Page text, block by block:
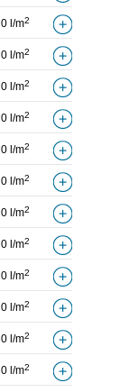
0 l/m2
0 l/m2
0 l/m2
0 l/m2
0 l/m2
0 l/m2
0 l/m2
0 l/m2
0 l/m2
0 l/m2
0 l/m2
0 l/m2